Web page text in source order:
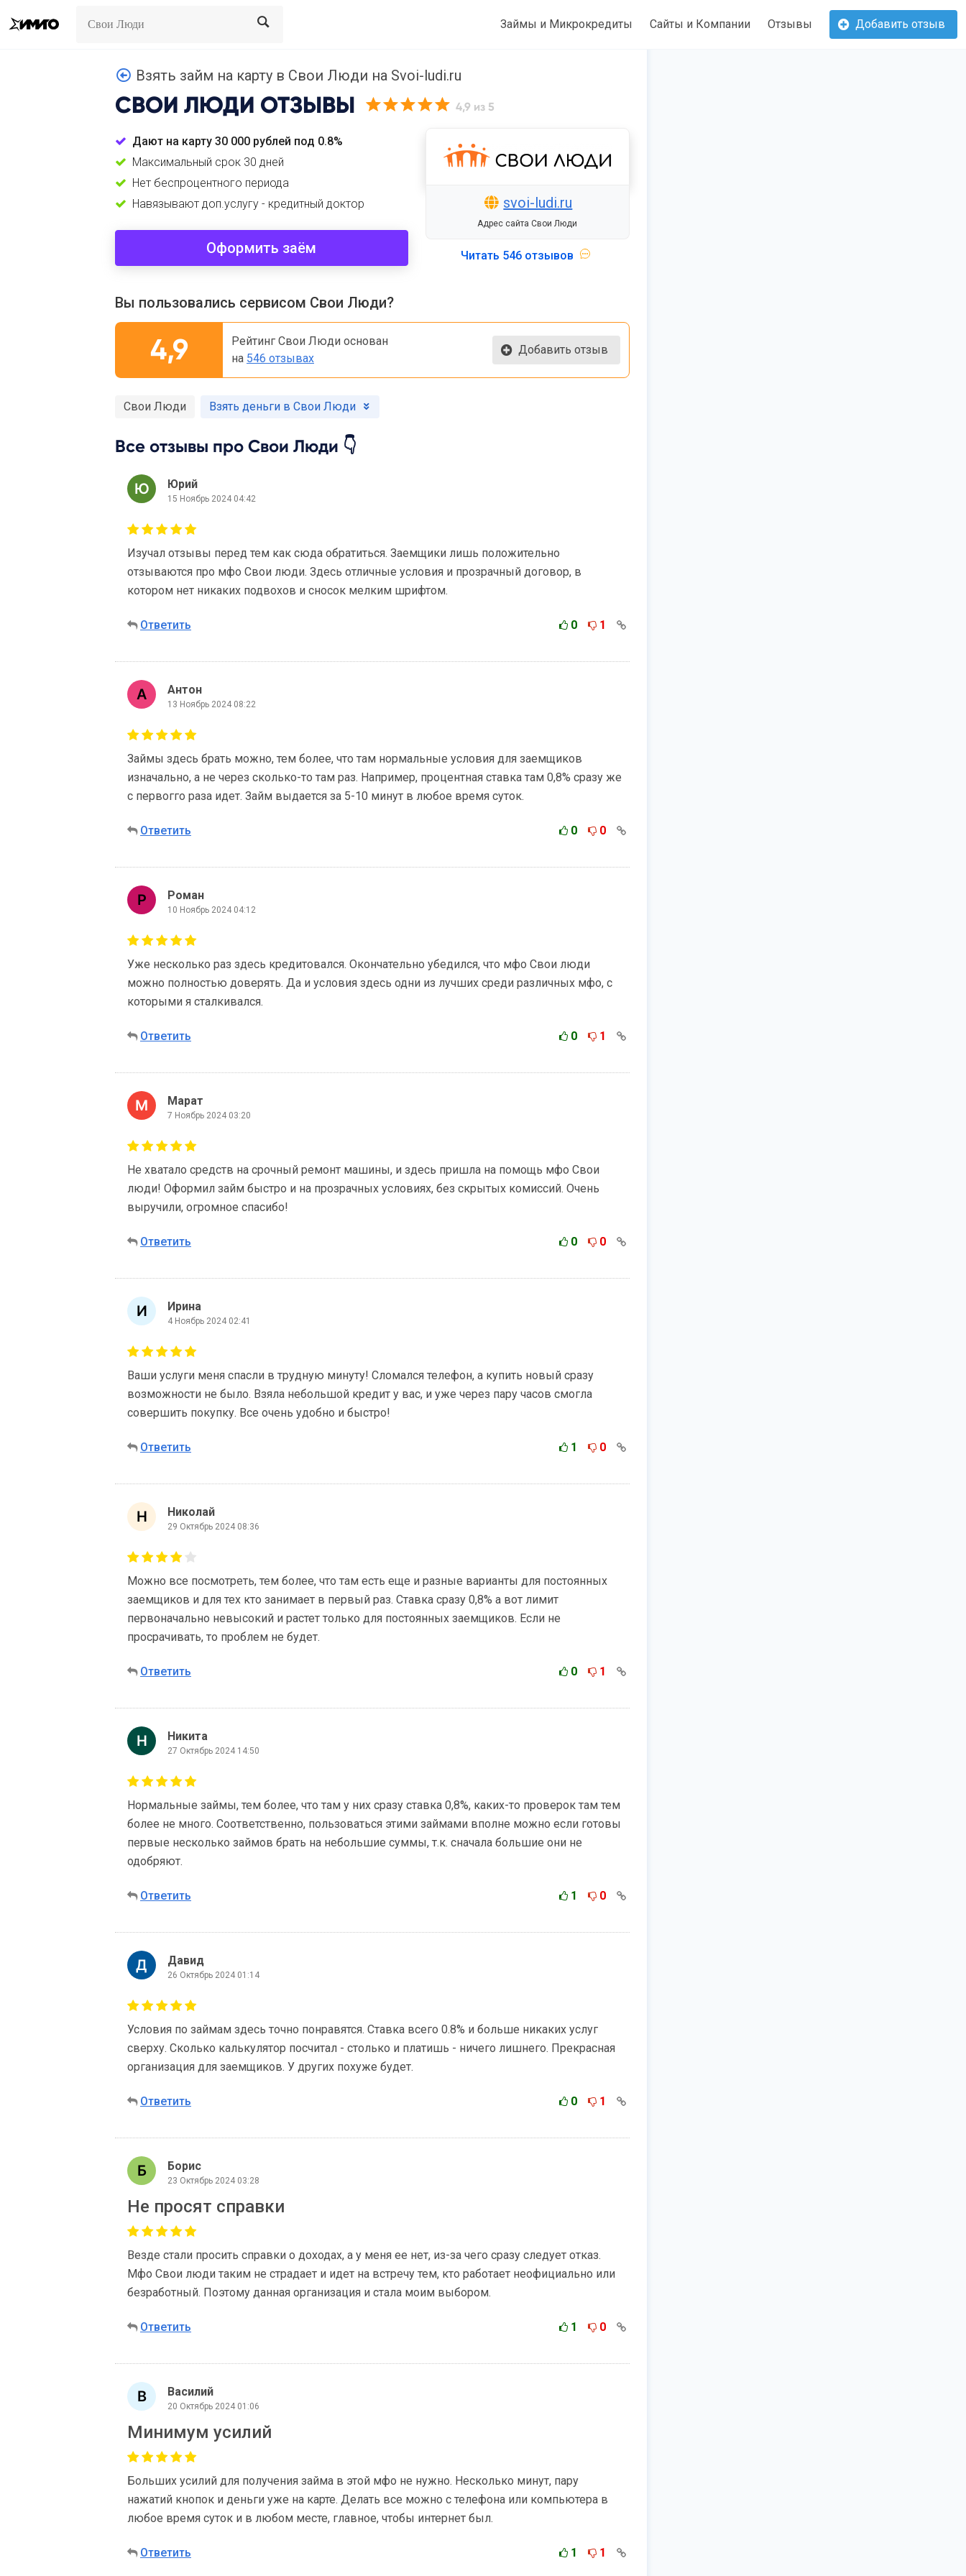
Search Займы и Микрокредиты Сайты и Компании Отзывы Добавить отзыв
Взять займ на карту в Свои Люди на Svoi-ludi.ru
СВОИ ЛЮДИ ОТЗЫВЫ 4,9 из 5
Дают на карту 30 000 рублей под 0.8%
Максимальный срок 30 дней
Нет беспроцентного периода
Навязывают доп.услугу - кредитный доктор
Оформить заём
svoi-ludi.ru
Адрес сайта Свои Люди
Читать 546 отзывов
Вы пользовались сервисом Свои Люди?
4,9
Рейтинг Свои Люди основан
на 546 отзывах
Добавить отзыв
Свои Люди Взять деньги в Свои Люди
Все отзывы про Свои Люди 👇
Юрий
15 Ноябрь 2024 04:42
Изучал отзывы перед тем как сюда обратиться. Заемщики лишь положительно
отзываются про мфо Свои люди. Здесь отличные условия и прозрачный договор, в
котором нет никаких подвохов и сносок мелким шрифтом.
Ответить 0 1
Антон
13 Ноябрь 2024 08:22
Займы здесь брать можно, тем более, что там нормальные условия для заемщиков
изначально, а не через сколько-то там раз. Например, процентная ставка там 0,8% сразу же
с первогго раза идет. Займ выдается за 5-10 минут в любое время суток.
Ответить 0 0
Роман
10 Ноябрь 2024 04:12
Уже несколько раз здесь кредитовался. Окончательно убедился, что мфо Свои люди
можно полностью доверять. Да и условия здесь одни из лучших среди различных мфо, с
которыми я сталкивался.
Ответить 0 1
Марат
7 Ноябрь 2024 03:20
Не хватало средств на срочный ремонт машины, и здесь пришла на помощь мфо Свои
люди! Оформил займ быстро и на прозрачных условиях, без скрытых комиссий. Очень
выручили, огромное спасибо!
Ответить 0 0
Ирина
4 Ноябрь 2024 02:41
Ваши услуги меня спасли в трудную минуту! Сломался телефон, а купить новый сразу
возможности не было. Взяла небольшой кредит у вас, и уже через пару часов смогла
совершить покупку. Все очень удобно и быстро!
Ответить 1 0
Николай
29 Октябрь 2024 08:36
Можно все посмотреть, тем более, что там есть еще и разные варианты для постоянных
заемщиков и для тех кто занимает в первый раз. Ставка сразу 0,8% а вот лимит
первоначально невысокий и растет только для постоянных заемщиков. Если не
просрачивать, то проблем не будет.
Ответить 0 1
Никита
27 Октябрь 2024 14:50
Нормальные займы, тем более, что там у них сразу ставка 0,8%, каких-то проверок там тем
более не много. Соответственно, пользоваться этими займами вполне можно если готовы
первые несколько займов брать на небольшие суммы, т.к. сначала большие они не
одобряют.
Ответить 1 0
Давид
26 Октябрь 2024 01:14
Условия по займам здесь точно понравятся. Ставка всего 0.8% и больше никаких услуг
сверху. Сколько калькулятор посчитал - столько и платишь - ничего лишнего. Прекрасная
организация для заемщиков. У других похуже будет.
Ответить 0 1
Борис
23 Октябрь 2024 03:28
Не просят справки
Везде стали просить справки о доходах, а у меня ее нет, из-за чего сразу следует отказ.
Мфо Свои люди таким не страдает и идет на встречу тем, кто работает неофициально или
безработный. Поэтому данная организация и стала моим выбором.
Ответить 1 0
Василий
20 Октябрь 2024 01:06
Минимум усилий
Больших усилий для получения займа в этой мфо не нужно. Несколько минут, пару
нажатий кнопок и деньги уже на карте. Делать все можно с телефона или компьютера в
любое время суток и в любом месте, главное, чтобы интернет был.
Ответить 1 1